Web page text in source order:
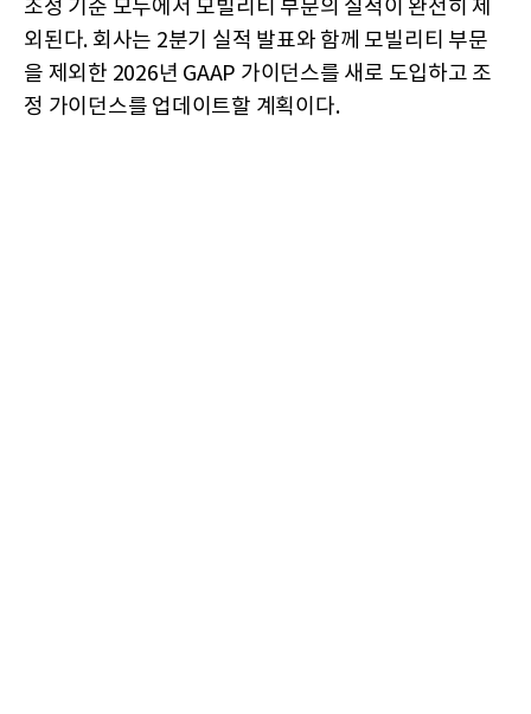
조정 기준 모두에서 모빌리티 부문의 실적이 완전히 제
외된다. 회사는 2분기 실적 발표와 함께 모빌리티 부문
을 제외한 2026년 GAAP 가이던스를 새로 도입하고 조
정 가이던스를 업데이트할 계획이다.